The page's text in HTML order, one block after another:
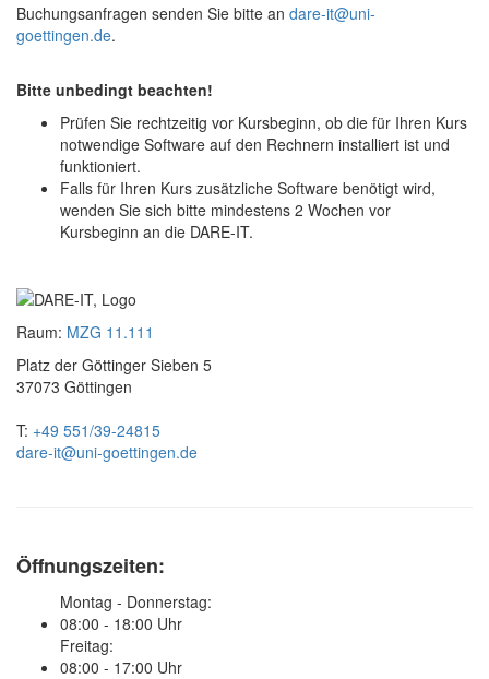
Buchungsanfragen senden Sie bitte an dare-it@uni-
goettingen.de.
Bitte unbedingt beachten!
Prüfen Sie rechtzeitig vor Kursbeginn, ob die für Ihren Kurs
notwendige Software auf den Rechnern installiert ist und
funktioniert.
Falls für Ihren Kurs zusätzliche Software benötigt wird,
wenden Sie sich bitte mindestens 2 Wochen vor
Kursbeginn an die DARE-IT.
Raum: MZG 11.111
Platz der Göttinger Sieben 5
37073 Göttingen
T: +49 551/39-24815
dare-it@uni-goettingen.de
Öffnungszeiten:
Montag - Donnerstag:
08:00 - 18:00 Uhr
Freitag:
08:00 - 17:00 Uhr